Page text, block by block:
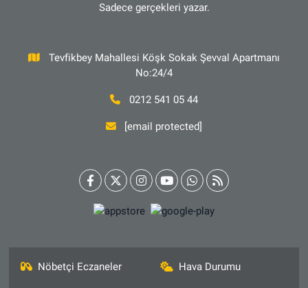
Sadece gerçekleri yazar.
Tevfikbey Mahallesi Köşk Sokak Şevval Apartmanı
No:24/4
0212 541 05 44
[email protected]
Nöbetçi Eczaneler Hava Durumu